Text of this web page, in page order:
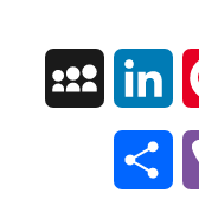
Pinterest
LinkedIn
Viber